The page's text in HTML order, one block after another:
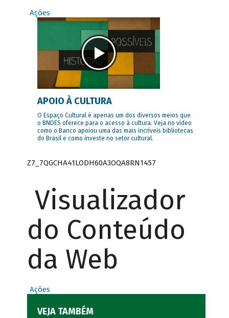
Ações
APOIO À CULTURA
O Espaço Cultural é apenas um dos diversos meios que
o BNDES oferece para o acesso à cultura. Veja no vídeo
como o Banco apoiou uma das mais incríveis bibliotecas
do Brasil e como investe no setor cultural.
Z7_7QGCHA41LODH60A3OQA8RN1457
Visualizador
do Conteúdo
da Web
Ações
VEJA TAMBÉM